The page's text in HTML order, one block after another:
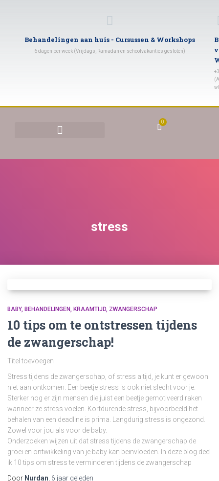
Behandelingen aan huis - Cursussen & Workshops
6 dagen per week (Vrijdags, Ramadan en schoolvakanties gesloten)
0
stress
BABY BEHANDELINGEN KRAAMTIJD ZWANGERSCHAP
10 tips om te ontstressen tijdens
de zwangerschap!
Titel toevoegen
Stress tijdens de zwangerschap, of stress altijd, je kunt er gewoon
niet aan ontkomen. Een beetje stress is ook niet slecht voor je.
Sterker nog er zijn mensen die juist een beetje gemotiveerd raken
wanneer ze stress voelen. Kortdurende stress, bijvoorbeeld het
behalen van een deadline is prima. Langdurig stress is ongezond.
Zowel voor jou als voor de baby.
Onderzoeken wijzen uit dat stress tijdens de zwangerschap de
groei en ontwikkeling van je baby kan beïnvloeden. In deze blog deel
ik 10 tips om stress te verminderen tijdens de zwangerschap
Door Nurdan 6 jaar geleden